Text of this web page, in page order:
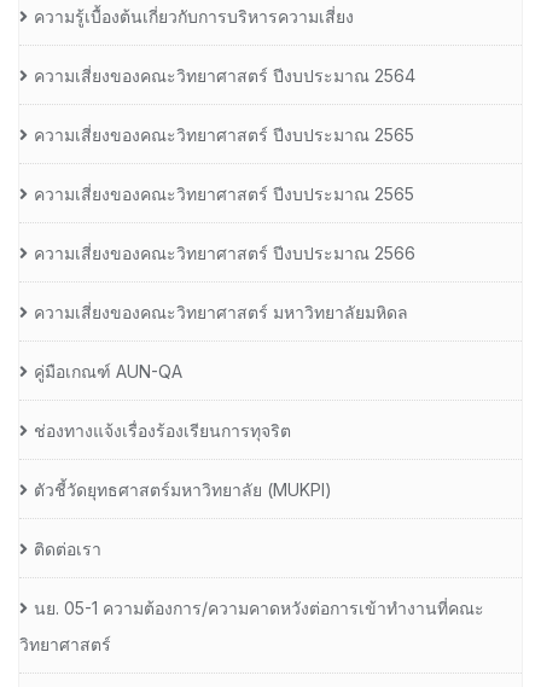
ความรู้เบื้องต้นเกี่ยวกับการบริหารความเสี่ยง
ความเสี่ยงของคณะวิทยาศาสตร์ ปีงบประมาณ 2564
ความเสี่ยงของคณะวิทยาศาสตร์ ปีงบประมาณ 2565
ความเสี่ยงของคณะวิทยาศาสตร์ ปีงบประมาณ 2565
ความเสี่ยงของคณะวิทยาศาสตร์ ปีงบประมาณ 2566
ความเสี่ยงของคณะวิทยาศาสตร์ มหาวิทยาลัยมหิดล
คู่มือเกณฑ์ AUN-QA
ช่องทางแจ้งเรื่องร้องเรียนการทุจริต
ตัวชี้วัดยุทธศาสตร์มหาวิทยาลัย (MUKPI)
ติดต่อเรา
นย. 05-1 ความต้องการ/ความคาดหวังต่อการเข้าทำงานที่คณะ
วิทยาศาสตร์